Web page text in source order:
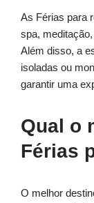
As Férias para
spa,
Além disso, a
isoladas ou
garantir uma
Qual o
Férias
O melhor